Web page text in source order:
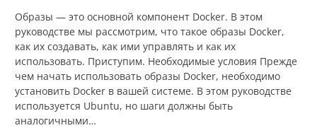
Образы — это основной компонент Docker. В этом
руководстве мы рассмотрим, что такое образы Docker,
как их создавать, как ими управлять и как их
использовать. Приступим. Необходимые условия Прежде
чем начать использовать образы Docker, необходимо
установить Docker в вашей системе. В этом руководстве
используется Ubuntu, но шаги должны быть
аналогичными…